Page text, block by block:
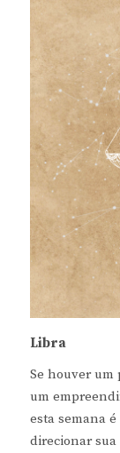
Libra
Se houver um
um
esta semana
direcionar sua